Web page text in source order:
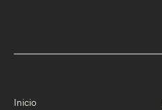
Inicio